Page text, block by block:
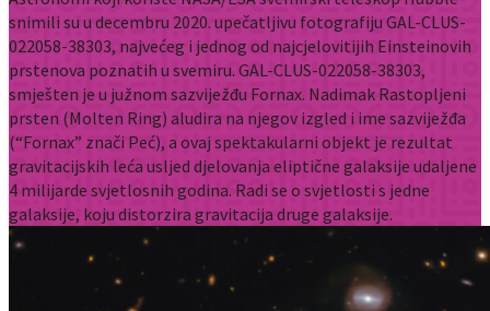
snimili su u decembru 2020. upečatljivu fotografiju GAL-CLUS-
022058-38303, najvećeg i jednog od najcjelovitijih Einsteinovih
prstenova poznatih u svemiru. GAL-CLUS-022058-38303,
smješten je u južnom sazviježđu Fornax. Nadimak Rastopljeni
prsten (Molten Ring) aludira na njegov izgled i ime sazviježđa
(“Fornax” znači Peć), a ovaj spektakularni objekt je rezultat
gravitacijskih leća usljed djelovanja eliptične galaksije udaljene
4 milijarde svjetlosnih godina. Radi se o svjetlosti s jedne
galaksije, koju distorzira gravitacija druge galaksije.